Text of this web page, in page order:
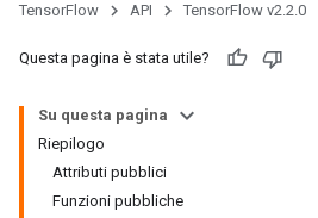
TensorFlow API TensorFlow v2.2.0
Questa pagina è stata utile?
Su questa pagina
Riepilogo
Attributi pubblici
Funzioni pubbliche